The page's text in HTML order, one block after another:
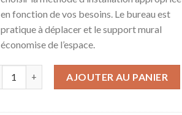
en fonction de vos besoins. Le bureau est
pratique à déplacer et le support mural
économise de l’espace.
AJOUTER AU PANIER